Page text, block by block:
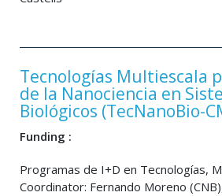
Tecnologías Multiescala
de la Nanociencia en
Biológicos (TecNanoBio-
Funding :
Programas de I+D en Tecnologías,
Coordinator: Fernando Moreno